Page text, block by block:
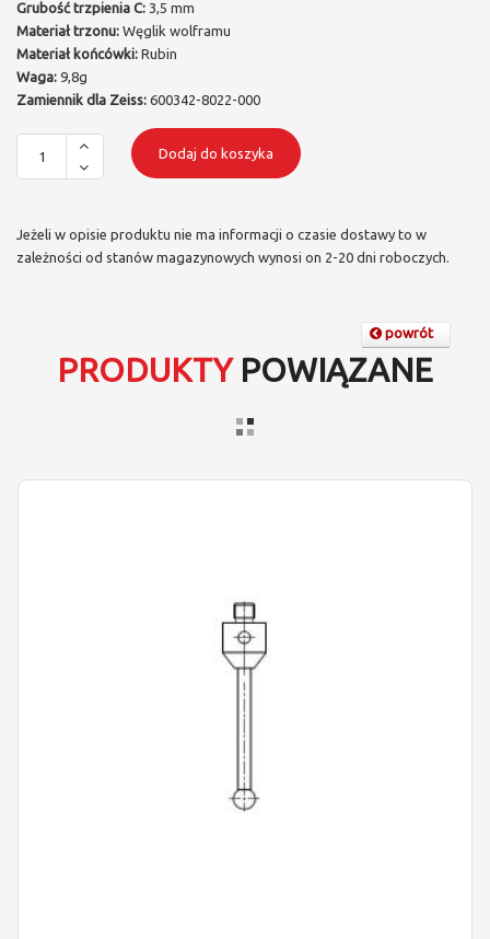
Grubość trzpienia C: 3,5 mm
Materiał trzonu: Węglik wolframu
Materiał końcówki: Rubin
Waga: 9,8g
Zamiennik dla Zeiss: 600342-8022-000
Dodaj do koszyka
Jeżeli w opisie produktu nie ma informacji o czasie dostawy to w
zależności od stanów magazynowych wynosi on 2-20 dni roboczych.
powrót
PRODUKTYPOWIĄZANE